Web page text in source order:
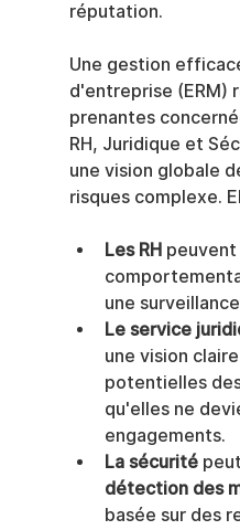
réputation.
Une gestion
d'entreprise (ERM)
prenantes
RH, Juridique et
une vision globale
risques complexe.
Les RH peuvent
une
Le service
une vision
potentielles
qu'elles ne
engagements.
La sécurité
détection des
basée sur des